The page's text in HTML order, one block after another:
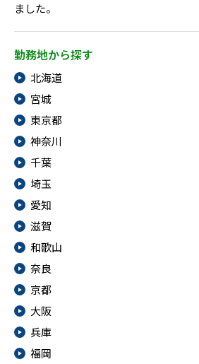
ました。
勤務地から探す
北海道
宮城
東京都
神奈川
千葉
埼玉
愛知
滋賀
和歌山
奈良
京都
大阪
兵庫
福岡